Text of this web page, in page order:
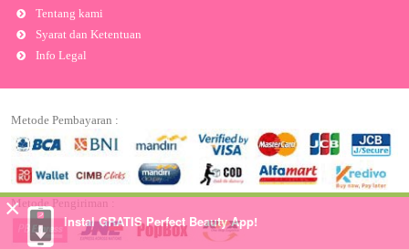
Tentang kami
Syarat dan Ketentuan
Info Legal
Metode Pembayaran :
Metode Pengiriman :
× Instal GRATIS Perfect Beauty App!